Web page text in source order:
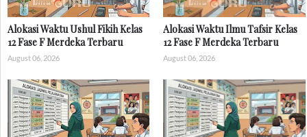
Alokasi Waktu Ushul Fikih Kelas
12 Fase F Merdeka Terbaru
August 06, 2026
Alokasi Waktu Ilmu Tafsir Kelas
12 Fase F Merdeka Terbaru
August 06, 2026